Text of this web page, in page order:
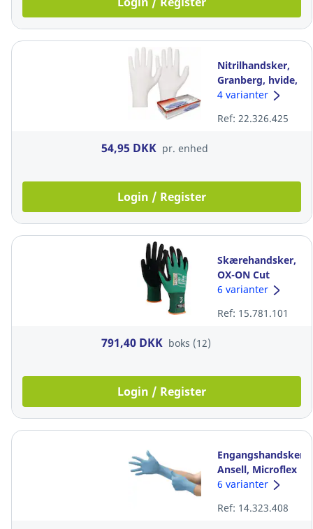
Nitrilhandsker,
Granberg, hvide,
str. M, pakke a
4 varianter
Ref: 22.326.425
54,95 DKK pr. enhed
Login / Register
Skærehandsker,
OX-ON Cut
Advanced 9904,
stk
6 varianter
Ref: 15.781.101
791,40 DKK boks (12)
Login / Register
Engangshandsker,
Ansell, Microflex
92-134, blå, str.
100 stk
6 varianter
Ref: 14.323.408